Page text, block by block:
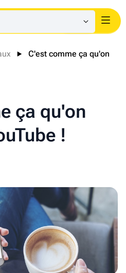
Login
C'est comme ça qu'on
ça qu'on
!